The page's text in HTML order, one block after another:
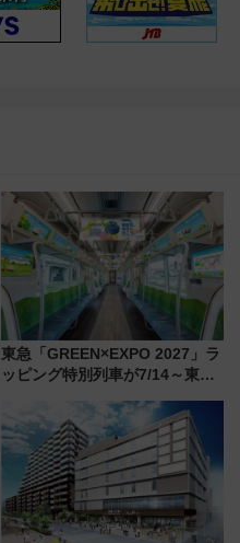
東急「GREEN×EXPO 2027」ラ
ッピング特別列車が7/14～東
ー！ 注目の編成やデザインまと
め